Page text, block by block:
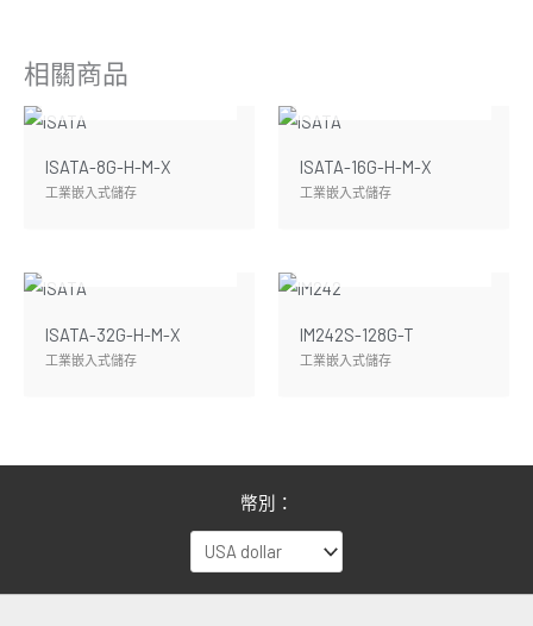
相關商品
暫無庫存
ISATA-8G-H-M-X
工業嵌入式儲存
ISATA-16G-H-M-X
工業嵌入式儲存
ISATA-32G-H-M-X
工業嵌入式儲存
IM242S-128G-T
工業嵌入式儲存
幣別：